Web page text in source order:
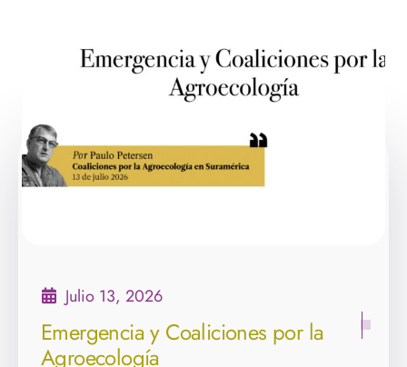
Julio 13, 2026
Emergencia y Coaliciones por la
Agroecología